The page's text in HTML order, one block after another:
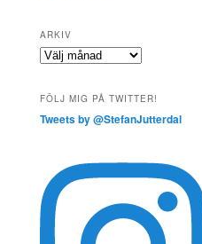
ARKIV
Arkiv
FÖLJ MIG PÅ TWITTER!
Tweets by @StefanJutterdal